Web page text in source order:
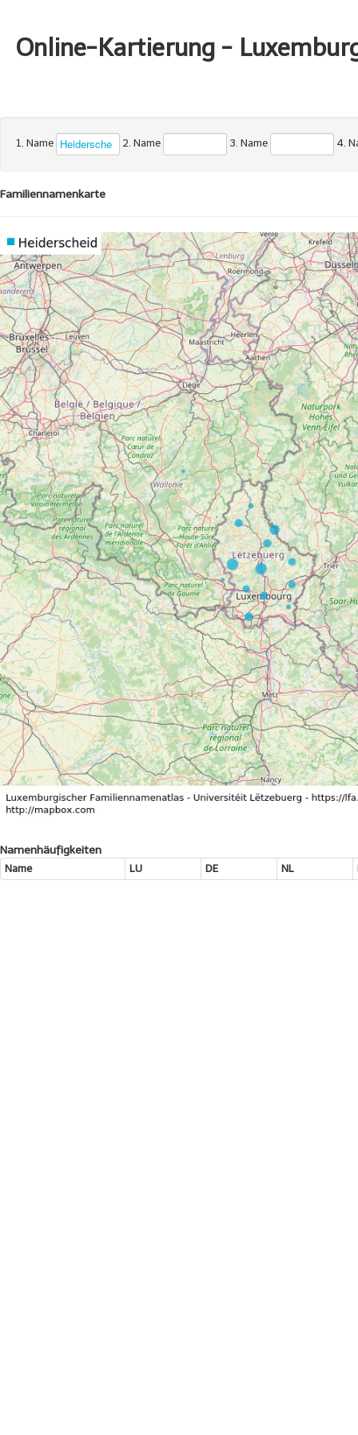
Online-Kartierung -
1. Name 2. Name 3. Name 4.
Familiennamenkarte
Namenhäufigkeiten
Name LU DE NL